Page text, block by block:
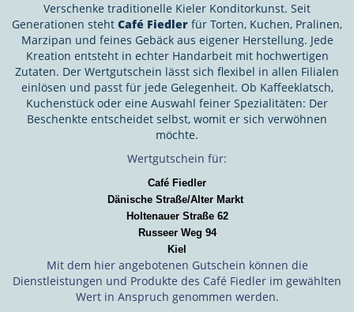
Verschenke traditionelle Kieler Konditorkunst. Seit
Generationen steht Café Fiedler für Torten, Kuchen, Pralinen,
Marzipan und feines Gebäck aus eigener Herstellung. Jede
Kreation entsteht in echter Handarbeit mit hochwertigen
Zutaten. Der Wertgutschein lässt sich flexibel in allen Filialen
einlösen und passt für jede Gelegenheit. Ob Kaffeeklatsch,
Kuchenstück oder eine Auswahl feiner Spezialitäten: Der
Beschenkte entscheidet selbst, womit er sich verwöhnen
möchte.
Wertgutschein für:
Café Fiedler
Dänische Straße/Alter Markt
Holtenauer Straße 62
Russeer Weg 94
Kiel
Mit dem hier angebotenen Gutschein können die
Dienstleistungen und Produkte des Café Fiedler im gewählten
Wert in Anspruch genommen werden.